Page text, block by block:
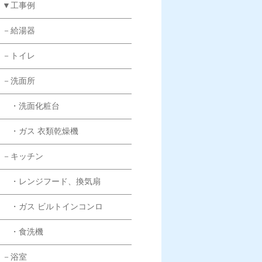
▼工事例
－給湯器
－トイレ
－洗面所
・洗面化粧台
・ガス 衣類乾燥機
－キッチン
・レンジフード、換気扇
・ガス ビルトインコンロ
・食洗機
－浴室